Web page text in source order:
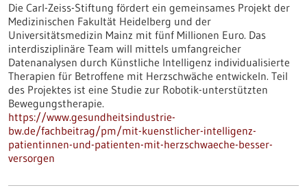
Die Carl-Zeiss-Stiftung fördert ein gemeinsames Projekt der
Medizinischen Fakultät Heidelberg und der
Universitätsmedizin Mainz mit fünf Millionen Euro. Das
interdisziplinäre Team will mittels umfangreicher
Datenanalysen durch Künstliche Intelligenz individualisierte
Therapien für Betroffene mit Herzschwäche entwickeln.​ Teil
des Projektes ist eine Studie zur Robotik-unterstützten
Bewegungstherapie.
https://www.gesundheitsindustrie-
bw.de/fachbeitrag/pm/mit-kuenstlicher-intelligenz-
patientinnen-und-patienten-mit-herzschwaeche-besser-
versorgen